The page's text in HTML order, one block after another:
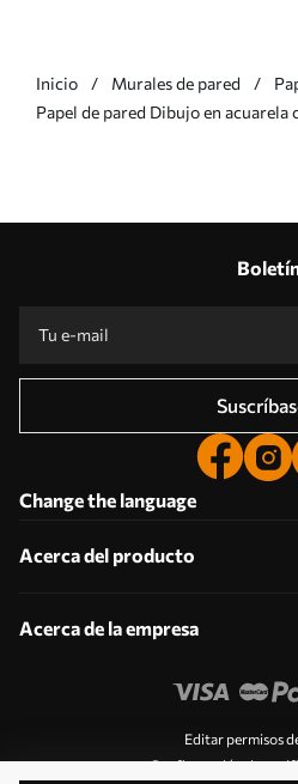
Inicio Murales de pared
Papel de pared Dibujo en acuarela
Change the language
Acerca del producto
Acerca de la empresa
Editar permisos
Configuración de